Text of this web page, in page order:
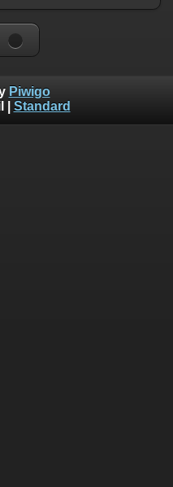
Piwigo
Standard